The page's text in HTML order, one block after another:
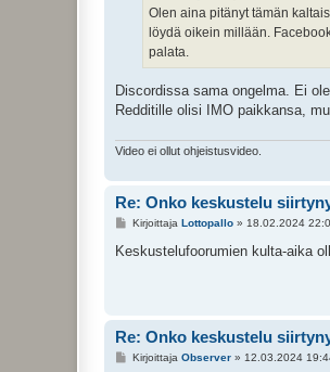
Olen aina pitänyt tämän
löydä oikein millään.
palata.
Discordissa sama ongelma. Ei
Redditille olisi IMO paikkansa,
Video ei ollut ohjeistusvideo.
Re: Onko keskustelu
V
e
Kirjoittaja Lottopallo» 18.02.2024
Keskustelufoorumien kulta-aika
Re: Onko keskustelu
VKirjoittaja Observer» 12.03.2024